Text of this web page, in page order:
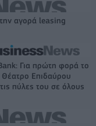
αγορά leasing
Για πρώτη φορά το
Θέατρο Επιδαύρου
πύλες του σε όλους